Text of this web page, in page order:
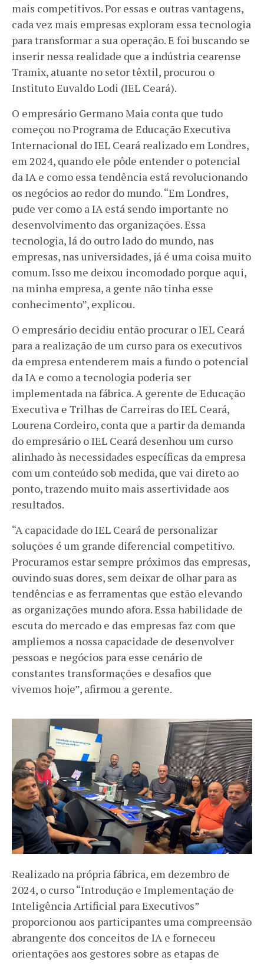
mais competitivos. Por essas e outras vantagens,
cada vez mais empresas exploram essa tecnologia
para transformar a sua operação. E foi buscando se
inserir nessa realidade que a indústria cearense
Tramix, atuante no setor têxtil, procurou o
Instituto Euvaldo Lodi (IEL Ceará).
O empresário Germano Maia conta que tudo
começou no Programa de Educação Executiva
Internacional do IEL Ceará realizado em Londres,
em 2024, quando ele pôde entender o potencial
da IA e como essa tendência está revolucionando
os negócios ao redor do mundo. “Em Londres,
pude ver como a IA está sendo importante no
desenvolvimento das organizações. Essa
tecnologia, lá do outro lado do mundo, nas
empresas, nas universidades, já é uma coisa muito
comum. Isso me deixou incomodado porque aqui,
na minha empresa, a gente não tinha esse
conhecimento”, explicou.
O empresário decidiu então procurar o IEL Ceará
para a realização de um curso para os executivos
da empresa entenderem mais a fundo o potencial
da IA e como a tecnologia poderia ser
implementada na fábrica. A gerente de Educação
Executiva e Trilhas de Carreiras do IEL Ceará,
Lourena Cordeiro, conta que a partir da demanda
do empresário o IEL Ceará desenhou um curso
alinhado às necessidades específicas da empresa
com um conteúdo sob medida, que vai direto ao
ponto, trazendo muito mais assertividade aos
resultados.
“A capacidade do IEL Ceará de personalizar
soluções é um grande diferencial competitivo.
Procuramos estar sempre próximos das empresas,
ouvindo suas dores, sem deixar de olhar para as
tendências e as ferramentas que estão elevando
as organizações mundo afora. Essa habilidade de
escuta do mercado e das empresas faz com que
ampliemos a nossa capacidade de desenvolver
pessoas e negócios para esse cenário de
constantes transformações e desafios que
vivemos hoje”, afirmou a gerente.
Realizado na própria fábrica, em dezembro de
2024, o curso “Introdução e Implementação de
Inteligência Artificial para Executivos”
proporcionou aos participantes uma compreensão
abrangente dos conceitos de IA e forneceu
orientações aos gestores sobre as etapas de